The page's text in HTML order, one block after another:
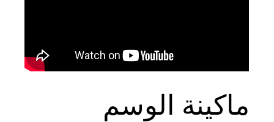
ماكينة الوسم